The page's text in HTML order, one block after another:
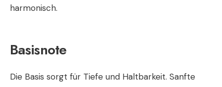
harmonisch.
Basisnote
Die Basis sorgt für Tiefe und Haltbarkeit. Sanfte